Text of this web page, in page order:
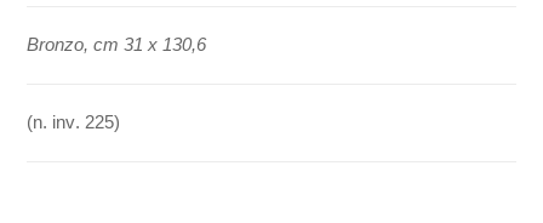
Bronzo, cm 31 x 130,6
(n. inv. 225)